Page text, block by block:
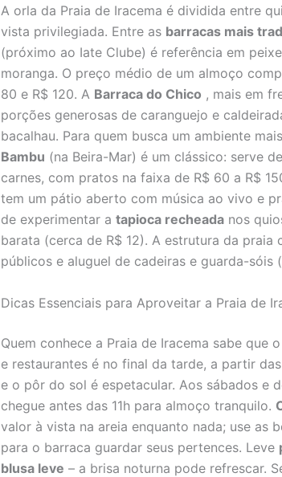
A orla da Praia de Iracema é dividida entre
vista privilegiada. Entre as barracas mais
(próximo ao Iate Clube) é referência em
moranga. O preço médio de um almoço
80 e R$ 120. A Barraca do Chico , mais em
porções generosas de caranguejo e
bacalhau. Para quem busca um ambiente
Bambu (na Beira-Mar) é um clássico: serve
carnes, com pratos na faixa de R$ 60 a R$
tem um pátio aberto com música ao vivo e
de experimentar a tapioca recheada nos
barata (cerca de R$ 12). A estrutura da praia
públicos e aluguel de cadeiras e guarda-sóis
Dicas Essenciais para Aproveitar a Praia de
Quem conhece a Praia de Iracema sabe que o
e restaurantes é no final da tarde, a partir
e o pôr do sol é espetacular. Aos sábados e
chegue antes das 11h para almoço tranquilo.
valor à vista na areia enquanto nada; use as
para o barraca guardar seus pertences. Leve
blusa leve – a brisa noturna pode refrescar.